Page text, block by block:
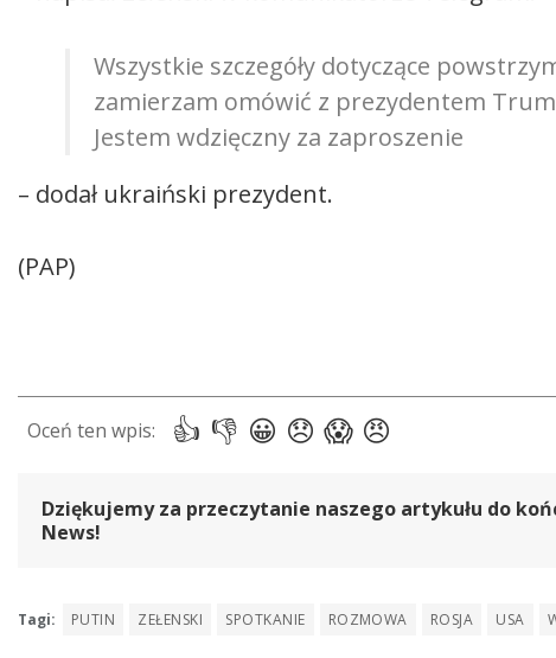
Wszystkie szczegóły dotyczące
zamierzam omówić z prezydentem
Jestem wdzięczny za zaproszenie
– dodał ukraiński prezydent.
(PAP)
Dziękujemy za przeczytanie naszego artykułu do
News!
Tagi: PUTIN ZEŁENSKI SPOTKANIE ROZMOWA ROSJA USA